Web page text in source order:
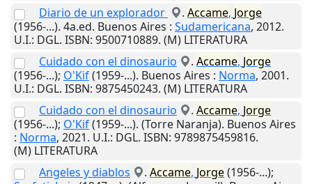
Diario de un explorador
. Accame, Jorge
(1956-...). 4a.ed. Buenos Aires : Sudamericana, 2012.
U.I.: DGL. ISBN: 9500710889. (M) LITERATURA
Cuidado con el dinosaurio
. Accame, Jorge
(1956-...); O'Kif(1959-...). Buenos Aires : Norma, 2001.
U.I.: DGL. ISBN: 9875450243. (M) LITERATURA
Cuidado con el dinosaurio
. Accame, Jorge
(1956-...); O'Kif(1959-...). (Torre Naranja). Buenos Aires
: Norma, 2021. U.I.: DGL. ISBN: 9789875459816.
(M) LITERATURA
Angeles y diablos
. Accame, Jorge(1956-...);